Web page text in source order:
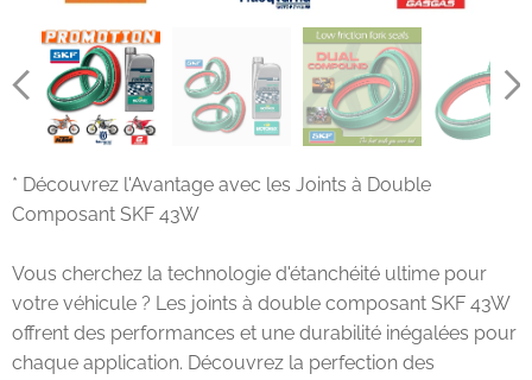
* Découvrez l'Avantage avec les Joints à Double
Composant SKF 43W
Vous cherchez la technologie d'étanchéité ultime pour
votre véhicule ? Les joints à double composant SKF 43W
offrent des performances et une durabilité inégalées pour
chaque application. Découvrez la perfection des